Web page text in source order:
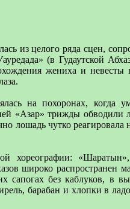
из целого ряда сцен,
(в Гудаутской
жениха и невесты
на похоронах, когда
«Азар» трижды обводили
лошадь чутко реагировала
хореографии:
широко распространен
сапогах без каблуков, в
барабан и хлопки в